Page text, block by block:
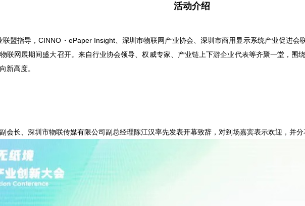
活动介绍
盟指导，CINNO・ePaper Insight、深圳市物联网产业协会、深圳市商用显示系统产业促进
联网展期间盛大召开。来自行业协会领导、权威专家、产业链上下游企业代表等齐聚一堂，围
新高度。
会长、深圳市物联传媒有限公司副总经理陈江汉率先发表开幕致辞，对到场嘉宾表示欢迎，并